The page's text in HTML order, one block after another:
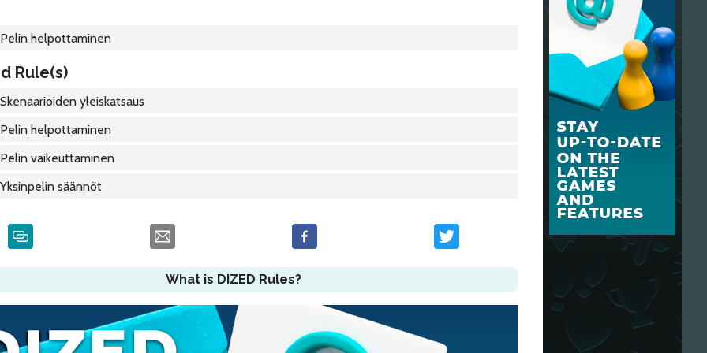
Pelin helpottaminen
Rule(s)
Skenaarioiden yleiskatsaus
Pelin helpottaminen
Pelin vaikeuttaminen
Yksinpelin säännöt
What is DIZED Rules?